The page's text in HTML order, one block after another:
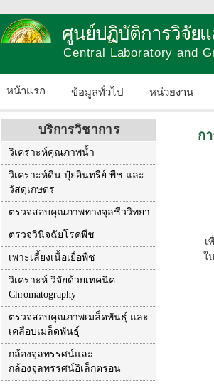
ศูนย์ปฏิบัติการวิจัย
Central Laboratory and
หน้าแรก ข้อมูลทั่วไป หน่วยงาน
บริการวิชาการ
วิเคราะห์คุณภาพน้ำ
วิเคราะห์ดิน ปุ๋ยอินทรีย์ พืช และ
วัสดุเกษตร
ตรวจสอบคุณภาพทางจุลชีววิทยา
ตรวจวินิจฉัยโรคพืช
เพาะเลี้ยงเนื้อเยื่อพืช
วิเคราะห์ วิจัยด้วยเทคนิค
Chromatography
ตรวจสอบคุณภาพเมล็ดพันธุ์ และ
เคลือบเมล็ดพันธุ์
กล้องจุลทรรศน์และ
กล้องจุลทรรศน์อิเล็กตรอน
ก
เ
ใ